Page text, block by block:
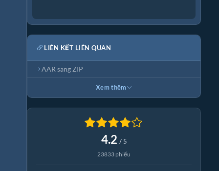
LIÊN KẾT LIÊN QUAN
AAR sang ZIP
Xem thêm
4.2 / 5
23833 phiếu